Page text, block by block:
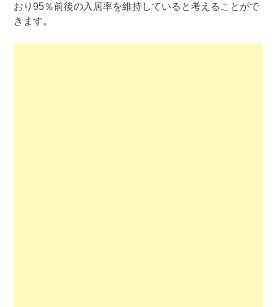
おり95％前後の入居率を維持していると考えることがで
きます。